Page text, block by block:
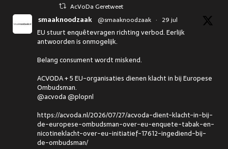
AcVoDa Geretweet
smaaknoodzaak @smaaknoodzaak · 29 jul
EU stuurt enquêtevragen richting verbod. Eerlijk
antwoorden is onmogelijk.
Belang consument wordt miskend.
ACVODA + 5 EU-organisaties dienen klacht in bij Europese
Ombudsman.
@acvoda @plopnl
https://acvoda.nl/2026/07/27/acvoda-dient-klacht-in-bij-
de-europese-ombudsman-over-eu-enquete-tabak-en-
nicotineklacht-over-eu-initiatief-17612-ingediend-bij-
de-ombudsman/